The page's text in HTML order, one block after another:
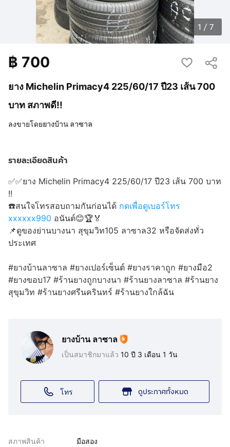
1 / 7
ยาง Michelin Primacy4 225/60/17 ปี23 เส้น 700
บาท สภาพดี!!
฿ 700
ลงขายโดยยางบ้าน ลาซาล
รายละเอียดสินค้า
✅✅ยาง Michelin Primacy4 225/60/17 ปี23 เส้น 700 บาท
!!
☎️สนใจโทรสอบถามกันก่อนได้ กดเพื่อดูเบอร์โทร
xxxxxx990 อนันต์😊🏆🏅
📌ดูของย่านบางนา สุขุมวิท105 ลาซาล32 หรือจัดส่งทั่ว
ประเทศ
#ยางบ้านลาซาล #ยางเปอร์เซ็นต์ #ยางราคาถูก #ยางมือ2
#ยางขอบ17 #ร้านยางถูกบางนา #ร้านยางลาซาล #ร้านยาง
สุขุมวิท #ร้านยางศรีนครินทร์ #ร้านยางใกล้ฉัน
ยางบ้าน ลาซาล
เป็นสมาชิกมาแล้ว 10 ปี 3 เดือน 1 วัน
โทร ดูประกาศทั้งหมด
สภาพสินค้า
มือสอง